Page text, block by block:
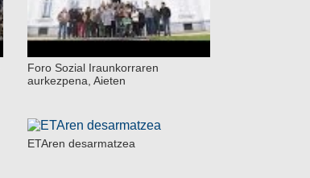
Foro Sozial Iraunkorraren
aurkezpena, Aieten
ETAren desarmatzea